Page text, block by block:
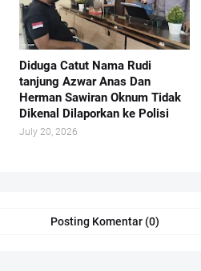
Diduga Catut Nama Rudi
tanjung Azwar Anas Dan
Herman Sawiran Oknum Tidak
Dikenal Dilaporkan ke Polisi
July 20, 2026
Posting Komentar (0)